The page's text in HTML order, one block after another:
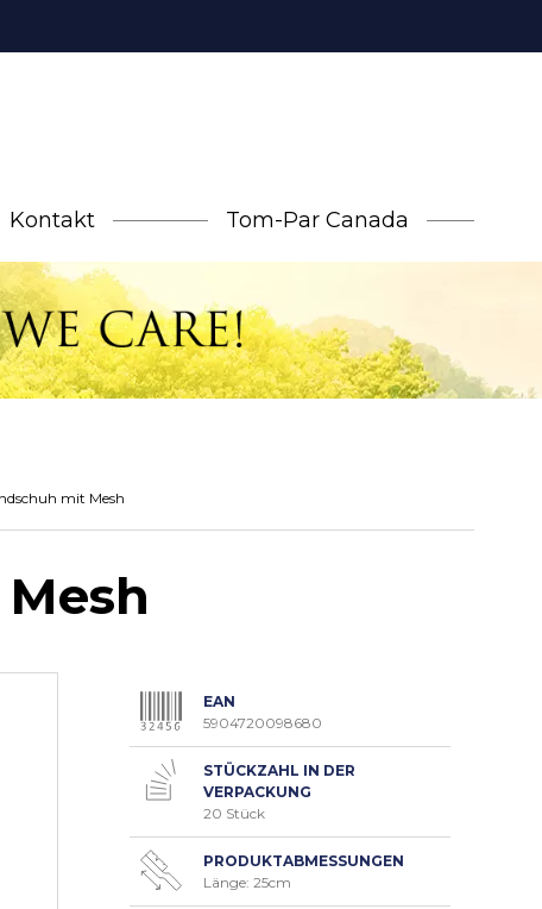
Kontakt Tom-Par Canada
mit Mesh
EAN
5904720098680
STÜCKZAHL IN DER
VERPACKUNG
20 Stück
PRODUKTABMESSUNGEN
Länge: 25cm